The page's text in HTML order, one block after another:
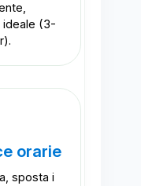
ideale (3-
orarie
sposta i